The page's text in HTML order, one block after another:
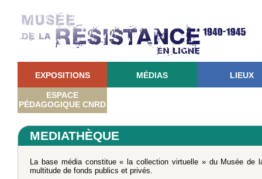
EXPOSITIONS MÉDIAS LIEUX
ESPACE
PÉDAGOGIQUE CNRD
MEDIATHÈQUE
La base média constitue « la collection virtuelle » du Musée
multitude de fonds publics et privés.